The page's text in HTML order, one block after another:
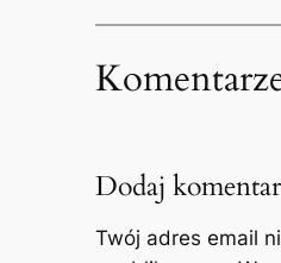
Dodaj
Twój adres email